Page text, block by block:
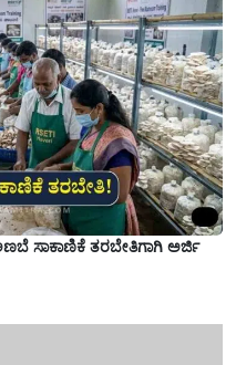
ಸಾಕಾಣಿಕೆ ತರಬೇತಿಗಾಗಿ ಅರ್ಜಿ